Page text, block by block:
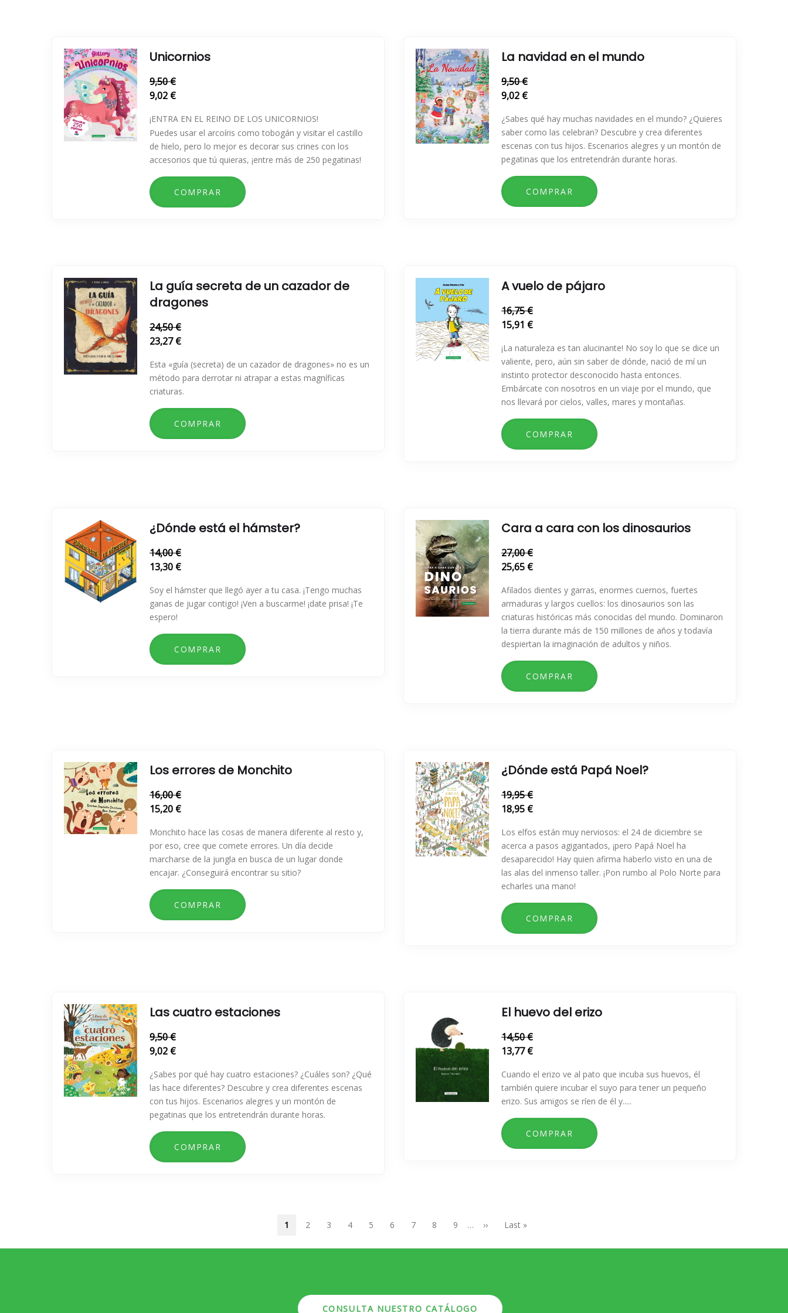
Unicornios
9,50 €
9,02 €
¡ENTRA EN EL REINO DE LOS UNICORNIOS!
Puedes usar el arcoíris como tobogán y visitar el castillo
de hielo, pero lo mejor es decorar sus crines con los
accesorios que tú quieras, ¡entre más de 250 pegatinas!
La navidad en el mundo
9,50 €
9,02 €
¿Sabes qué hay muchas navidades en el mundo? ¿Quieres
saber como las celebran? Descubre y crea diferentes
escenas con tus hijos. Escenarios alegres y un montón de
pegatinas que los entretendrán durante horas.
La guía secreta de un cazador de
dragones
24,50 €
23,27 €
Esta «guía (secreta) de un cazador de dragones» no es un
método para derrotar ni atrapar a estas magníficas
criaturas.
A vuelo de pájaro
16,75 €
15,91 €
¡La naturaleza es tan alucinante! No soy lo que se dice un
valiente, pero, aún sin saber de dónde, nació de mí un
instinto protector desconocido hasta entonces.
Embárcate con nosotros en un viaje por el mundo, que
nos llevará por cielos, valles, mares y montañas.
¿Dónde está el hámster?
14,00 €
13,30 €
Soy el hámster que llegó ayer a tu casa. ¡Tengo muchas
ganas de jugar contigo! ¡Ven a buscarme! ¡date prisa! ¡Te
espero!
Cara a cara con los dinosaurios
27,00 €
25,65 €
Afilados dientes y garras, enormes cuernos, fuertes
armaduras y largos cuellos: los dinosaurios son las
criaturas históricas más conocidas del mundo. Dominaron
la tierra durante más de 150 millones de años y todavía
despiertan la imaginación de adultos y niños.
Los errores de Monchito
16,00 €
15,20 €
Monchito hace las cosas de manera diferente al resto y,
por eso, cree que comete errores. Un día decide
marcharse de la jungla en busca de un lugar donde
encajar. ¿Conseguirá encontrar su sitio?
¿Dónde está Papá Noel?
19,95 €
18,95 €
Los elfos están muy nerviosos: el 24 de diciembre se
acerca a pasos agigantados, ¡pero Papá Noel ha
desaparecido! Hay quien afirma haberlo visto en una de
las alas del inmenso taller. ¡Pon rumbo al Polo Norte para
echarles una mano!
Las cuatro estaciones
9,50 €
9,02 €
¿Sabes por qué hay cuatro estaciones? ¿Cuáles son? ¿Qué
las hace diferentes? Descubre y crea diferentes escenas
con tus hijos. Escenarios alegres y un montón de
pegatinas que los entretendrán durante horas.
El huevo del erizo
14,50 €
13,77 €
Cuando el erizo ve al pato que incuba sus huevos, él
también quiere incubar el suyo para tener un pequeño
erizo. Sus amigos se ríen de él y.....
Página
1 Page
2 Page
3 Page
4 Page
5 Page
6 Page
7 Page
8 Page
9 …
Siguiente
››
Última
Last »
CONSULTA NUESTRO CATÁLOGO